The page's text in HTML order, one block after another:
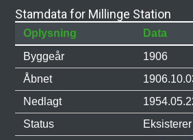
Stamdata for Millinge Station
Oplysning
Data
Byggeår
1906
Åbnet
Nedlagt
Status